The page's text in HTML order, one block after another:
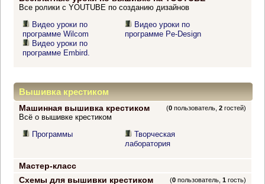
Все ролики с YOUTUBE по созданию дизайнов
Видео уроки по
программе Wilcom
Видео уроки по
программе Embird.
Видео уроки по
программе Pe-Design
Вышивка крестиком
Машинная вышивка крестиком (0 пользователь,2 гостей)
Всё о вышивке крестиком
Программы
Творческая
лаборатория
Мастер-класс
Схемы для вышивки крестиком
(0 пользователь,1 гость)